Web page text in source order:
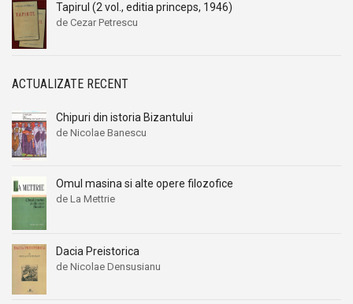
Tapirul (2 vol., editia princeps, 1946)
de Cezar Petrescu
ACTUALIZATE RECENT
Chipuri din istoria Bizantului
de Nicolae Banescu
Omul masina si alte opere filozofice
de La Mettrie
Dacia Preistorica
de Nicolae Densusianu